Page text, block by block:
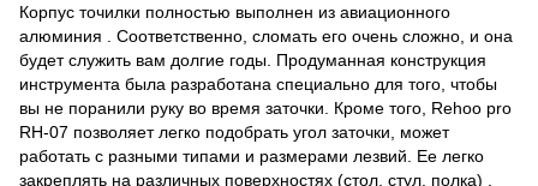
Корпус точилки полностью выполнен из авиационного
алюминия . Соответственно, сломать его очень сложно, и она
будет служить вам долгие годы. Продуманная конструкция
инструмента была разработана специально для того, чтобы
вы не поранили руку во время заточки. Кроме того, Rehoo pro
RH-07 позволяет легко подобрать угол заточки, может
работать с разными типами и размерами лезвий. Ее легко
закреплять на различных поверхностях (стол, стул, полка) .